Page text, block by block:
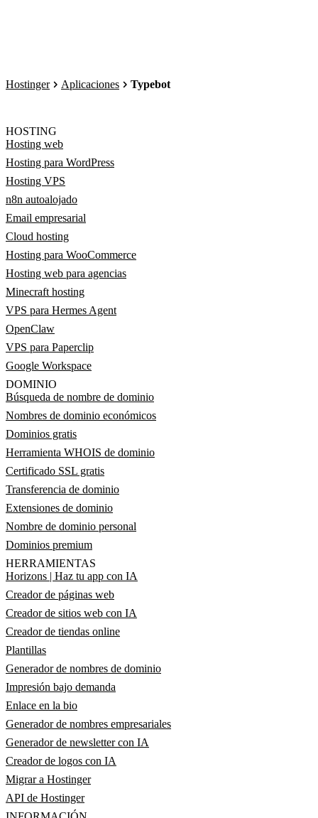
Hostinger Aplicaciones Typebot
HOSTING
Hosting web
Hosting para WordPress
Hosting VPS
n8n autoalojado
Email empresarial
Cloud hosting
Hosting para WooCommerce
Hosting web para agencias
Minecraft hosting
VPS para Hermes Agent
OpenClaw
VPS para Paperclip
Google Workspace
DOMINIO
Búsqueda de nombre de dominio
Nombres de dominio económicos
Dominios gratis
Herramienta WHOIS de dominio
Certificado SSL gratis
Transferencia de dominio
Extensiones de dominio
Nombre de dominio personal
Dominios premium
HERRAMIENTAS
Horizons | Haz tu app con IA
Creador de páginas web
Creador de sitios web con IA
Creador de tiendas online
Plantillas
Generador de nombres de dominio
Impresión bajo demanda
Enlace en la bio
Generador de nombres empresariales
Generador de newsletter con IA
Creador de logos con IA
Migrar a Hostinger
API de Hostinger